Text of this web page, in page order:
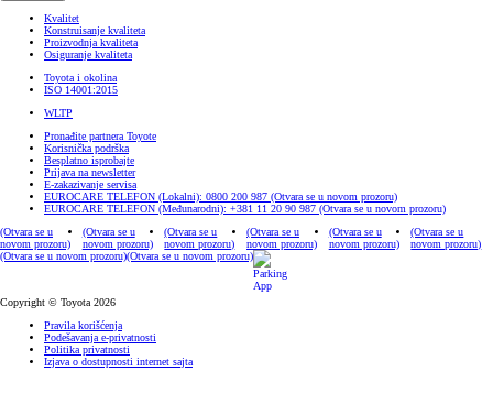
Kvalitet
Konstruisanje kvaliteta
Proizvodnja kvaliteta
Osiguranje kvaliteta
Toyota i okolina
ISO 14001:2015
WLTP
Pronađite partnera Toyote
Korisnička podrška
Besplatno isprobajte
Prijava na newsletter
E-zakazivanje servisa
EUROCARE TELEFON (Lokalni): 0800 200 987 (Otvara se u novom prozoru)
EUROCARE TELEFON (Međunarodni): +381 11 20 90 987 (Otvara se u novom prozoru)
(Otvara se u
novom prozoru)
(Otvara se u
novom prozoru)
(Otvara se u
novom prozoru)
(Otvara se u
novom prozoru)
(Otvara se u
novom prozoru)
(Otvara se u
novom prozoru)
(Otvara se u novom prozoru)(Otvara se u novom prozoru)
Copyright © Toyota 2026
Pravila korišćenja
Podešavanja e-privatnosti
Politika privatnosti
Izjava o dostupnosti internet sajta